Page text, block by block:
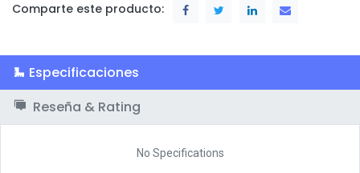
Comparte este producto:
Especificaciones
Reseña & Rating
No Specifications